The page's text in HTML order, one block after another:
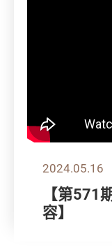
2024.05.16
【第571
容】